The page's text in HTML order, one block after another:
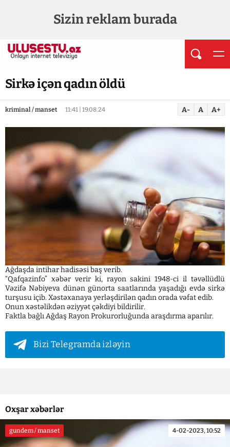
Sizin reklam burada
Sirkə içən qadın öldü
kriminal / manset 11:41 | 19.08.24 A- A A+
Ağdaşda intihar hadisəsi baş verib.
“Qafqazinfo” xəbər verir ki, rayon sakini 1948-ci il təvəllüdlü
Vəzifə Nəbiyeva dünən günorta saatlarında yaşadığı evdə sirkə
turşusu içib. Xəstəxanaya yerləşdirilən qadın orada vəfat edib.
Onun xəstəlikdən əziyyət çəkdiyi bildirilir.
Faktla bağlı Ağdaş Rayon Prokurorluğunda araşdırma aparılır.
Bizi Telegramda izləyin
Oxşar xəbərlər
gundem / manset 4-02-2023, 10:52